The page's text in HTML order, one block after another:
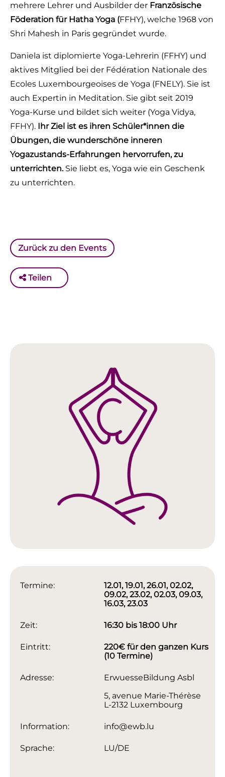
mehrere Lehrer und Ausbilder der Französische
Föderation für Hatha Yoga (FFHY), welche 1968 von
Shri Mahesh in Paris gegründet wurde.
Daniela ist diplomierte Yoga-Lehrerin (FFHY) und
aktives Mitglied bei der Fédération Nationale des
Ecoles Luxembourgeoises de Yoga (FNELY). Sie ist
auch Expertin in Meditation. Sie gibt seit 2019
Yoga-Kurse und bildet sich weiter (Yoga Vidya,
FFHY). Ihr Ziel ist es ihren Schüler*innen die
Übungen, die wunderschöne inneren
Yogazustands-Erfahrungen hervorrufen, zu
unterrichten.Sie liebt es, Yoga wie ein Geschenk
zu unterrichten.
Zurück zu den Events
Teilen
Termine:
12.01, 19.01, 26.01, 02.02,
09.02, 23.02, 02.03, 09.03,
16.03, 23.03
Zeit: 16:30 bis 18:00 Uhr
Eintritt:
220€ für den ganzen Kurs
(10 Termine)
Adresse:
ErwuesseBildung Asbl
5, avenue Marie-Thérèse
L-2132 Luxembourg
Information: info@ewb.lu
Sprache: LU/DE